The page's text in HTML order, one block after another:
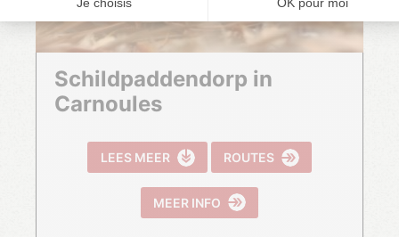
Schildpaddendorp in
Carnoules
LEES MEER ROUTES
MEER INFO